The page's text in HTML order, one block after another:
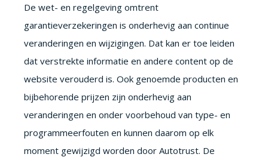
De wet- en regelgeving omtrent
garantieverzekeringen is onderhevig aan continue
veranderingen en wijzigingen. Dat kan er toe leiden
dat verstrekte informatie en andere content op de
website verouderd is. Ook genoemde producten en
bijbehorende prijzen zijn onderhevig aan
veranderingen en onder voorbehoud van type- en
programmeerfouten en kunnen daarom op elk
moment gewijzigd worden door Autotrust. De